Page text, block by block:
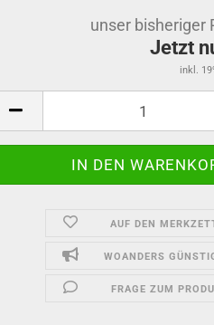
unser bisheriger
Jetzt
inkl.
AUF DEN
WOANDERS
FRAGE ZUM